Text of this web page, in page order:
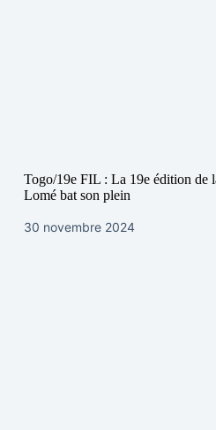
Togo/19e FIL : La 19e édition de
Lomé bat son plein
30 novembre 2024